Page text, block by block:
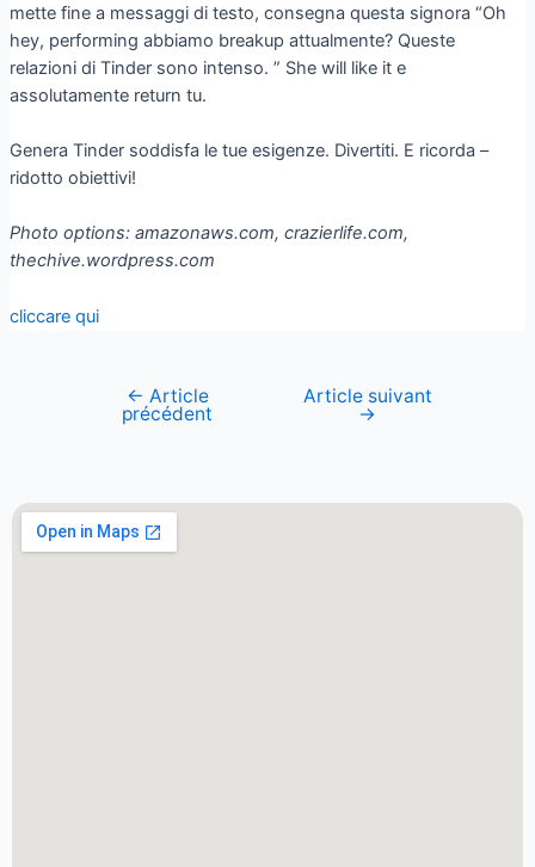
mette fine a messaggi di testo, consegna questa signora “Oh
hey, performing abbiamo breakup attualmente? Queste
relazioni di Tinder sono intenso. ” She will like it e
assolutamente return tu.
Genera Tinder soddisfa le tue esigenze. Divertiti. E ricorda –
ridotto obiettivi!
Photo options: amazonaws.com, crazierlife.com,
thechive.wordpress.com
cliccare qui
← Article
précédent
Article suivant
→